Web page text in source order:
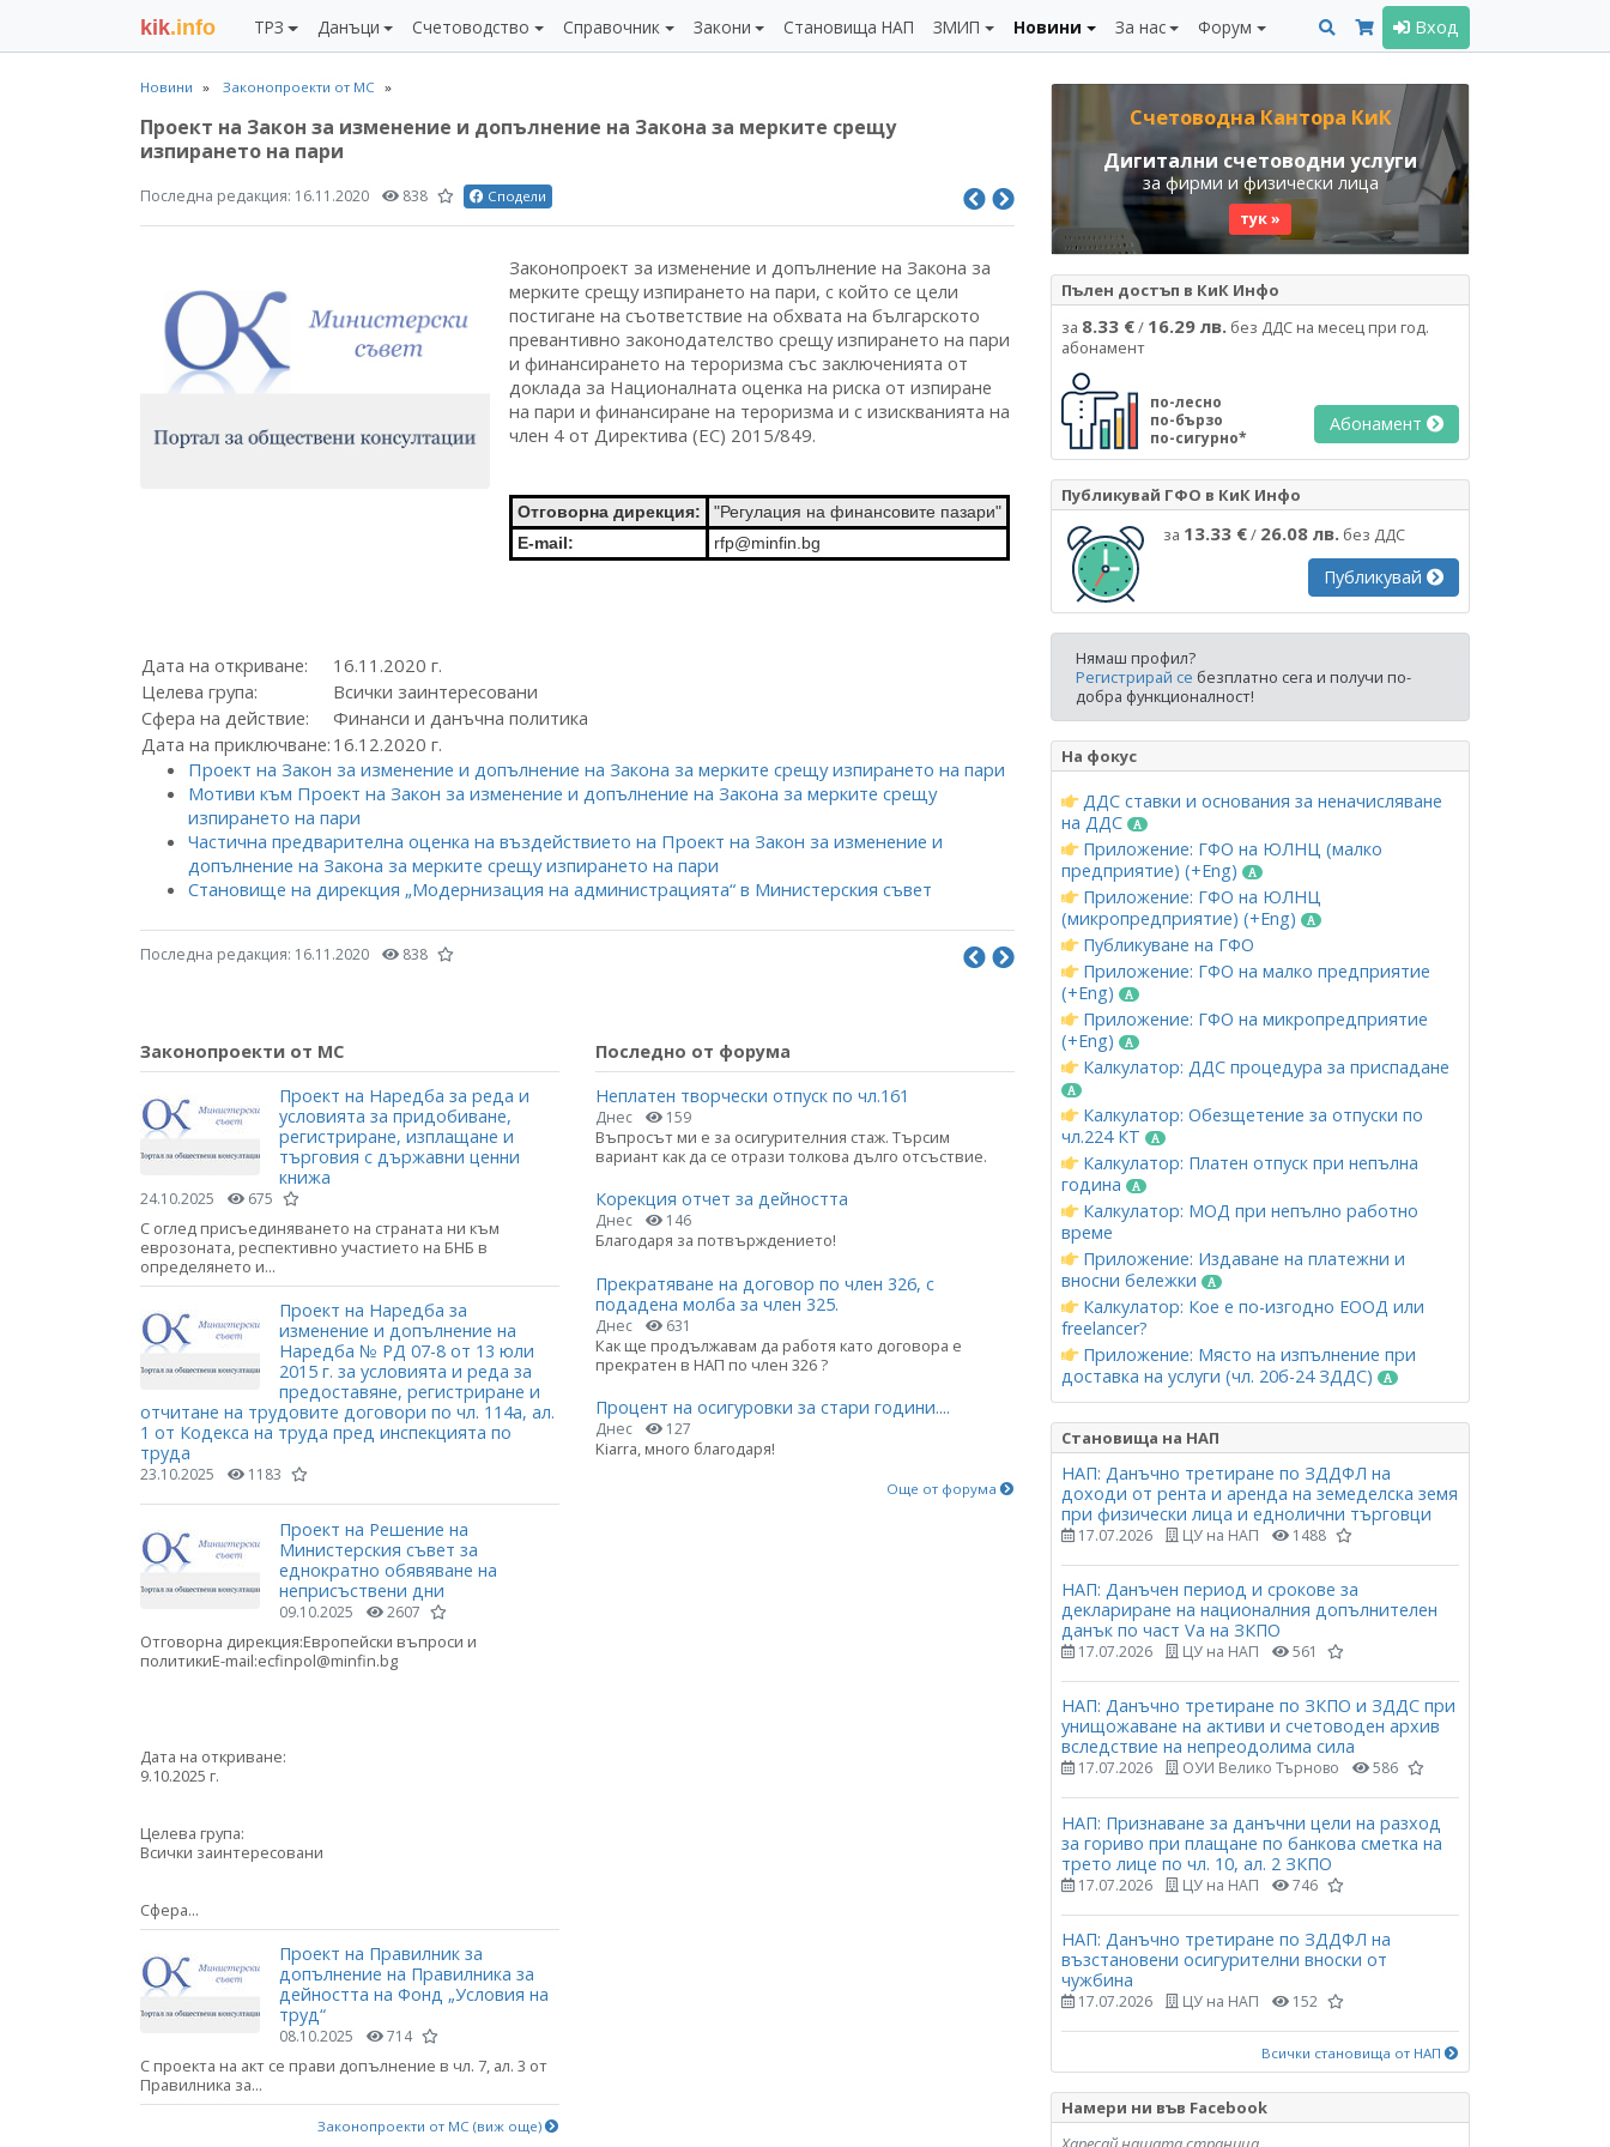
kik.info ТРЗ Данъци Счетоводство Справочник Закони Становища НАП ЗМИП Новини За нас Форум Вход
Новини Законопроекти от МС
Проект на Закон за изменение и допълнение на Закона за мерките срещу
изпирането на пари
Последна редакция: 16.11.2020 838 Сподели
Законопроект за изменение и допълнение на Закона за
мерките срещу изпирането на пари, с който се цели
постигане на съответствие на обхвата на българското
превантивно законодателство срещу изпирането на пари
и финансирането на тероризма със заключенията от
доклада за Националната оценка на риска от изпиране
на пари и финансиране на тероризма и с изискванията на
член 4 от Директива (ЕС) 2015/849.
Отговорна дирекция:
"Регулация на финансовите пазари"
E-mail:
rfp@minfin.bg
Дата на откриване:
16.11.2020 г.
Целева група:
Всички заинтересовани
Сфера на действие:
Финанси и данъчна политика
Дата на приключване: 16.12.2020 г.
Проект на Закон за изменение и допълнение на Закона за мерките срещу изпирането на пари
Мотиви към Проект на Закон за изменение и допълнение на Закона за мерките срещу
изпирането на пари
Частична предварителна оценка на въздействието на Проект на Закон за изменение и
допълнение на Закона за мерките срещу изпирането на пари
Становище на дирекция „Модернизация на администрацията“ в Министерския съвет
Последна редакция: 16.11.2020 838
Законопроекти от МС
Проект на Наредба за реда и
условията за придобиване,
регистриране, изплащане и
търговия с държавни ценни
книжа
24.10.2025 675
С оглед присъединяването на страната ни към
еврозоната, респективно участието на БНБ в
определянето и...
Проект на Наредба за
изменение и допълнение на
Наредба № РД 07-8 от 13 юли
2015 г. за условията и реда за
предоставяне, регистриране и
отчитане на трудовите договори по чл. 114а, ал.
1 от Кодекса на труда пред инспекцията по
труда
23.10.2025 1183
Проект на Решение на
Министерския съвет за
еднократно обявяване на
неприсъствени дни
09.10.2025 2607
Отговорна дирекция:Европейски въпроси и
политикиE-mail:ecfinpol@minfin.bg
Дата на откриване:
9.10.2025 г.
Целева група:
Всички заинтересовани
Сфера...
Проект на Правилник за
допълнение на Правилника за
дейността на Фонд „Условия на
труд“
08.10.2025 714
С проекта на акт се прави допълнение в чл. 7, ал. 3 от
Правилника за...
Законопроекти от МС (виж още)
Последно от форума
Неплатен творчески отпуск по чл.161
Днес 159
Въпросът ми е за осигурителния стаж. Търсим
вариант как да се отрази толкова дълго отсъствие.
Корекция отчет за дейността
Днес 146
Благодаря за потвърждението!
Прекратяване на договор по член 326, с
подадена молба за член 325.
Днес 631
Как ще продължавам да работя като договора е
прекратен в НАП по член 326 ?
Процент на осигуровки за стари години....
Днес 127
Kiarra, много благодаря!
Още от форума
Счетоводна Кантора КиК
Дигитални счетоводни услуги
за фирми и физически лица
тук »
Пълен достъп в КиК Инфо
за 8.33 €/ 16.29 лв. без ДДС на месец при год.
абонамент
по-лесно
по-бързо
по-сигурно*
Абонамент
Публикувай ГФО в КиК Инфо
за 13.33 €/ 26.08 лв. без ДДС
Публикувай
Нямаш профил?
Регистрирай се безплатно сега и получи по-
добра функционалност!
На фокус
ДДС ставки и основания за неначисляване
на ДДС
Приложение: ГФО на ЮЛНЦ (малко
предприятие) (+Eng)
Приложение: ГФО на ЮЛНЦ
(микропредприятие) (+Eng)
Публикуване на ГФО
Приложение: ГФО на малко предприятие
(+Eng)
Приложение: ГФО на микропредприятие
(+Eng)
Калкулатор: ДДС процедура за приспадане
Калкулатор: Обезщетение за отпуски по
чл.224 КТ
Калкулатор: Платен отпуск при непълна
година
Калкулатор: МОД при непълно работно
време
Приложение: Издаване на платежни и
вносни бележки
Калкулатор: Кое е по-изгодно ЕООД или
freelancer?
Приложение: Място на изпълнение при
доставка на услуги (чл. 20б-24 ЗДДС)
Становища на НАП
НАП: Данъчно третиране по ЗДДФЛ на
доходи от рента и аренда на земеделска земя
при физически лица и еднолични търговци
17.07.2026 ЦУ на НАП 1488
НАП: Данъчен период и срокове за
деклариране на националния допълнителен
данък по част Vа на ЗКПО
17.07.2026 ЦУ на НАП 561
НАП: Данъчно третиране по ЗКПО и ЗДДС при
унищожаване на активи и счетоводен архив
вследствие на непреодолима сила
17.07.2026 ОУИ Велико Търново 586
НАП: Признаване за данъчни цели на разход
за гориво при плащане по банкова сметка на
трето лице по чл. 10, ал. 2 ЗКПО
17.07.2026 ЦУ на НАП 746
НАП: Данъчно третиране по ЗДДФЛ на
възстановени осигурителни вноски от
чужбина
17.07.2026 ЦУ на НАП 152
Всички становища от НАП
Намери ни във Facebook